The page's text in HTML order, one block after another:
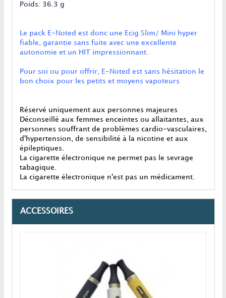
Poids: 36.3 g
Le pack E-Noted est donc une Ecig Slim/ Mini hyper
fiable, garantie sans fuite avec une excellente
autonomie et un HIT impressionnant.
Pour soi ou pour offrir, E-Noted est sans hésitation le
bon choix pour les petits et moyens vapoteurs
Réservé uniquement aux personnes majeures
Déconseillé aux femmes enceintes ou allaitantes, aux
personnes souffrant de problèmes cardio-vasculaires,
d'hypertension, de sensibilité à la nicotine et aux
épileptiques.
La cigarette électronique ne permet pas le sevrage
tabagique.
La cigarette électronique n'est pas un médicament.
ACCESSOIRES